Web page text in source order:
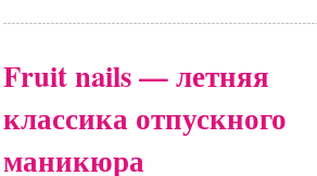
Fruit nails — летняя
классика отпускного
маникюра